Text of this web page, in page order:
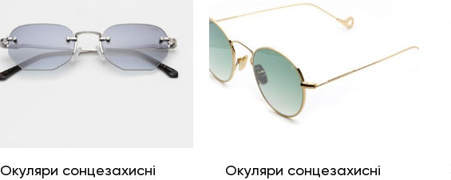
Окуляри сонцезахисні
Окуляри сонцезахисні